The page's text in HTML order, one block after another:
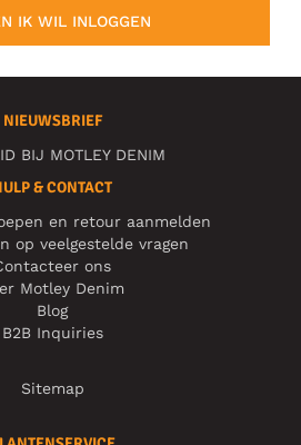
IK WIL INLOGGEN
NIEUWSBRIEF
BIJ MOTLEY DENIM
& CONTACT
en retour aanmelden
op veelgestelde vragen
ons
Motley Denim
Blog
B2B Inquiries
Sitemap